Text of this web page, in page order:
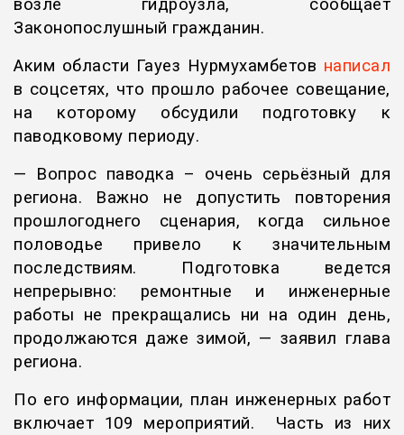
возле гидроузла, сообщает
Законопослушный гражданин.
Аким области Гауез Нурмухамбетов написал
в соцсетях, что прошло рабочее совещание,
на которому обсудили подготовку к
паводковому периоду.
— Вопрос паводка – очень серьёзный для
региона. Важно не допустить повторения
прошлогоднего сценария, когда сильное
половодье привело к значительным
последствиям. Подготовка ведется
непрерывно: ремонтные и инженерные
работы не прекращались ни на один день,
продолжаются даже зимой, — заявил глава
региона.
По его информации, план инженерных работ
включает 109 мероприятий. Часть из них